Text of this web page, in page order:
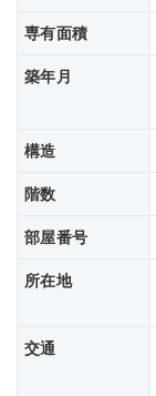
専有面積
築年月
構造
階数
部屋番号
所在地
交通